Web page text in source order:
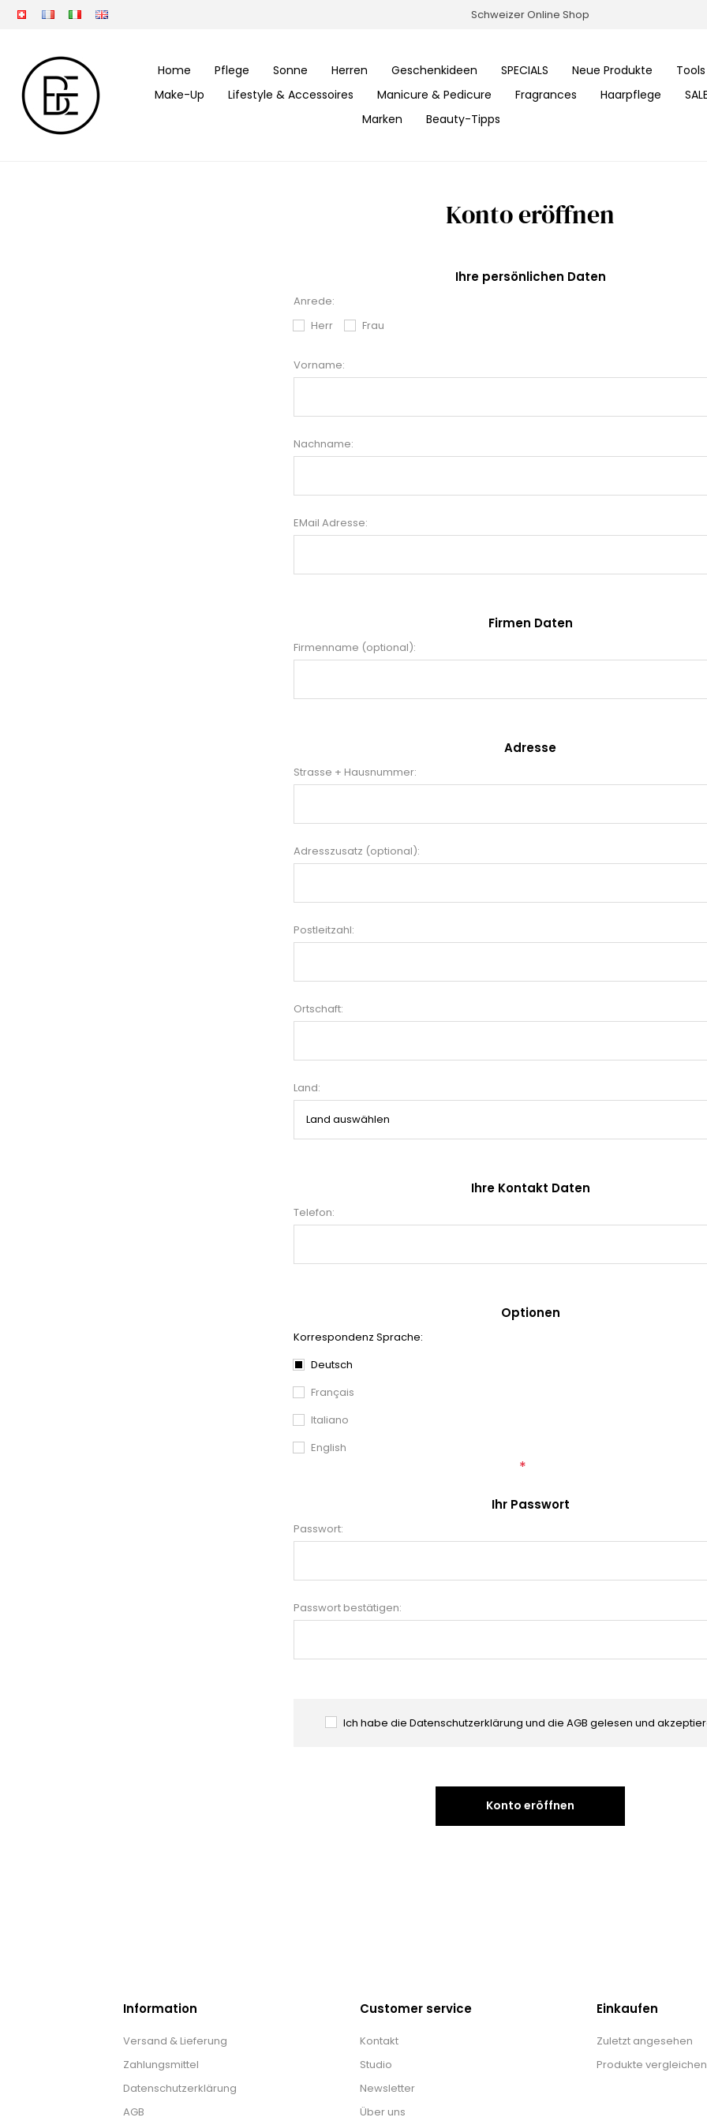
Schweizer Online Shop
Home Pflege Sonne Herren Geschenkideen SPECIALS Neue Produkte
Tools
Make-Up
Lifestyle & Accessoires Manicure & Pedicure Fragrances Haarpflege
Marken
Beauty-Tipps
Konto eröffnen
Ihre persönlichen Daten
Anrede:
Herr
Frau
Vorname:
Nachname:
EMail Adresse:
Firmen Daten
Firmenname (optional):
Adresse
Strasse + Hausnummer:
Adresszusatz (optional):
Postleitzahl:
Ortschaft:
Land:
Ihre Kontakt Daten
Telefon:
Optionen
Korrespondenz Sprache:
Deutsch
Français
Italiano
English
*
Ihr Passwort
Passwort:
Passwort bestätigen:
Ich habe die Datenschutzerklärung und die AGB gelesen und
Konto eröffnen
Information
Versand & Lieferung
Zahlungsmittel
Datenschutzerklärung
AGB
Customer service
Kontakt
Studio
Newsletter
Über uns
Einkaufen
Zuletzt angesehen
Produkte vergleichen